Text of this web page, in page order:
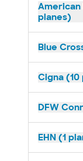
American
planes)
Blue
Cigna (10
DFW
EHN (1